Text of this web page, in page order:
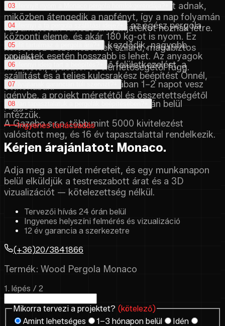
Az alumínium lamellák kellemes árnyékot adnak,
miközben átengedik a napfényt, így a nap folyamán
folyamatosan változó árnyékjátékot hoznak létre.
03
A teherhordó homlokgerenda az egész pergola
központi eleme, és akár 180 kg-ot is nyom. Ez
kölcsönöz a szerkezetnek szilárd, magabiztos
jelleget.
04
A szállítási idő 45 naptól kezdődik, nagyobb
projektek esetén hosszabb is lehet. Az anyagok
méretétől, típusától és elérhetőségétől függ.
05
Az ár tartalmazza a végső felületkezelést, a
szállítást és a teljes kulcsrakész beépítést Önnél,
otthonában.
06
A fa pergola beépítése általában 1–2 napot vesz
igénybe, a projekt méretétől és összetettségétől
függően.
07
Igen, a garancián túli szervizt 48 órán belül
intézzük.
08
A Gazebo s.r.o. több mint 5000 kivitelezést
valósított meg, és 16 év tapasztalattal rendelkezik.
Ingyenes tanácsadás
Kérjen árajánlatot: Monaco.
Adja meg a terület méreteit, és egy munkanapon
belül elküldjük a testreszabott árat és a 3D
vizualizációt — kötelezettség nélkül.
Tervezői hívás 24 órán belül
Ingyenes helyszíni felmérés és vizualizáció
12 év garancia a szerkezetre
(+36)20/3841866
Termék: Wood Pergola Monaco
1. lépés / 2
Mikorra tervezi a projektet? (kötelező)
Amint lehetséges
1–3 hónapon belül Idén